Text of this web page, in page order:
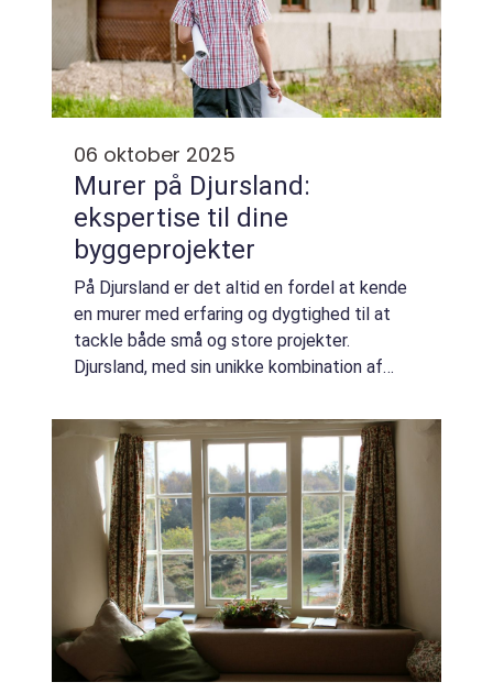
06 oktober 2025
Murer på Djursland:
ekspertise til dine
byggeprojekter
På Djursland er det altid en fordel at kende
en murer med erfaring og dygtighed til at
tackle både små og store projekter.
Djursland, med sin unikke kombination af
sætter ofte særl...